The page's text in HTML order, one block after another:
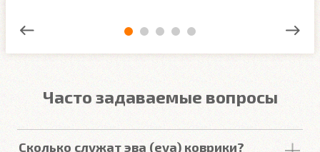
Часто задаваемые вопросы
Сколько служат эва (eva) коврики?